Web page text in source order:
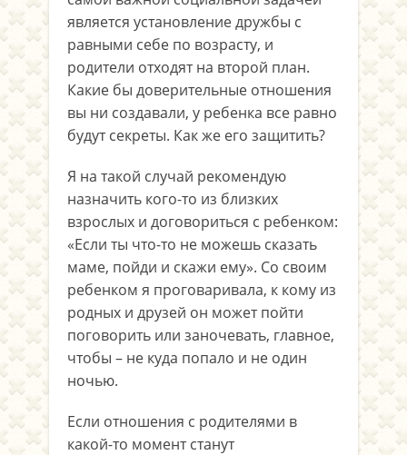
является установление дружбы с
равными себе по возрасту, и
родители отходят на второй план.
Какие бы доверительные отношения
вы ни создавали, у ребенка все равно
будут секреты. Как же его защитить?
Я на такой случай рекомендую
назначить кого-то из близких
взрослых и договориться с ребенком:
«Если ты что-то не можешь сказать
маме, пойди и скажи ему». Со своим
ребенком я проговаривала, к кому из
родных и друзей он может пойти
поговорить или заночевать, главное,
чтобы – не куда попало и не один
ночью.
Если отношения с родителями в
какой-то момент станут